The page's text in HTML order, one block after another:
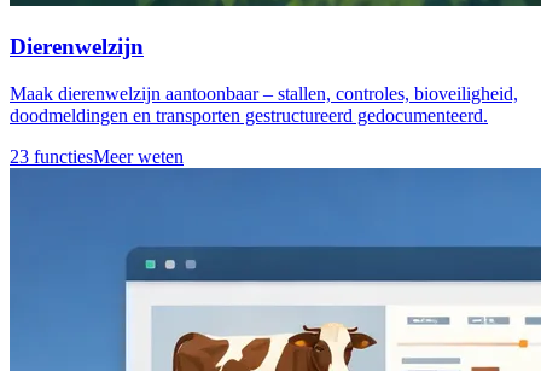
Dierenwelzijn
Maak dierenwelzijn aantoonbaar – stallen, controles, bioveiligheid,
doodmeldingen en transporten gestructureerd gedocumenteerd.
23 functiesMeer weten